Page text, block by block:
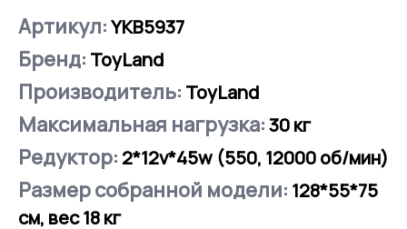
Артикул:YKB5937
Бренд: ToyLand
Производитель: ToyLand
Максимальная нагрузка:30кг
Редуктор: 2*12v*45w (550, 12000 об/мин)
Размер собранной модели: 128*55*75
см, вес 18 кг